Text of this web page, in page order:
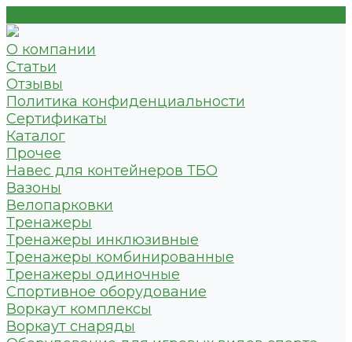
О компании
Статьи
Отзывы
Политика конфиденциальности
Сертификаты
Каталог
Прочее
Навес для контейнеров ТБО
Вазоны
Велопарковки
Тренажеры
Тренажеры инклюзивные
Тренажеры комбинированные
Тренажеры одиночные
Спортивное оборудование
Воркаут комплексы
Воркаут снаряды